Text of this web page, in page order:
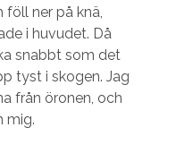
ner på knä,
i huvudet. Då
snabbt som det
tyst i skogen. Jag
från öronen, och
mig.